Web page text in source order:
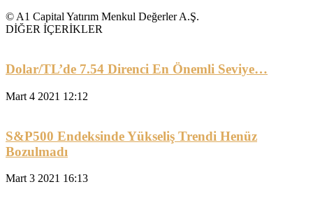
© A1 Capital Yatırım Menkul Değerler A.Ş.
DİĞER İÇERİKLER
Dolar/TL’de 7.54 Direnci En Önemli Seviye…
Mart 4 2021 12:12
S&P500 Endeksinde Yükseliş Trendi Henüz
Bozulmadı
Mart 3 2021 16:13